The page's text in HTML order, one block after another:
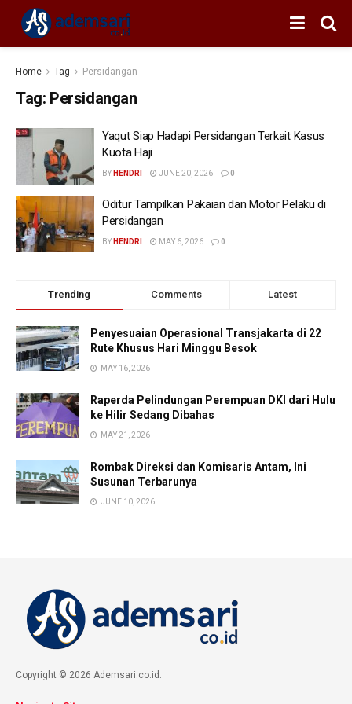
Home Tag Persidangan
Tag: Persidangan
Yaqut Siap Hadapi Persidangan Terkait Kasus
Kuota Haji
BY HENDRI JUNE 20, 2026 0
Oditur Tampilkan Pakaian dan Motor Pelaku di
Persidangan
BY HENDRI MAY 6, 2026 0
Trending Comments Latest
Penyesuaian Operasional Transjakarta di 22
Rute Khusus Hari Minggu Besok
MAY 16, 2026
Raperda Pelindungan Perempuan DKI dari Hulu
ke Hilir Sedang Dibahas
MAY 21, 2026
Rombak Direksi dan Komisaris Antam, Ini
Susunan Terbarunya
JUNE 10, 2026
Copyright © 2026 Ademsari.co.id.